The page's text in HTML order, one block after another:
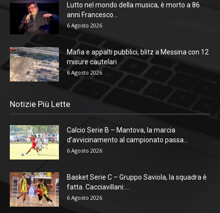
Lutto nel mondo della musica, è morto a 86
anni Francesco...
6 Agosto 2026
Mafia e appalti pubblici, blitz a Messina con 12
misure cautelari
6 Agosto 2026
Notizie Più Lette
Calcio Serie B – Mantova, la marcia
d’avvicinamento al campionato passa...
6 Agosto 2026
Basket Serie C – Gruppo Saviola, la squadra è
fatta. Cacciavillani:...
6 Agosto 2026